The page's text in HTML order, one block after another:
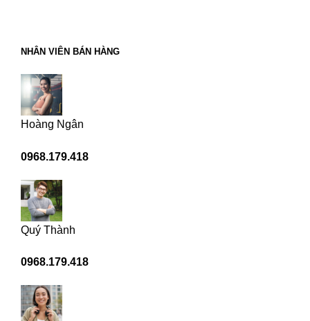
NHÂN VIÊN BÁN HÀNG
Hoàng Ngân
0968.179.418
Quý Thành
0968.179.418